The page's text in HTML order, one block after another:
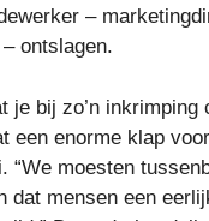
–
ontslagen.
je bij zo’n inkrimping
een enorme klap
“We moesten
dat mensen een